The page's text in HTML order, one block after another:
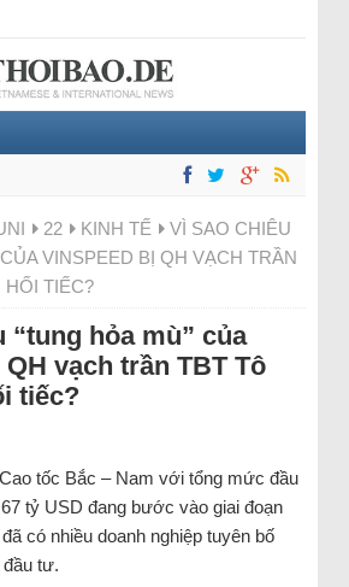
22 KINH TẾ
VÌ SAO CHIÊU
VINSPEED BỊ QH VẠCH TRẦN
TIẾC?
“tung hỏa mù” của
vạch trần TBT Tô
tiếc?
tốc Bắc – Nam với tổng mức đầu
tỷ USD đang bước vào giai đoạn
có nhiều doanh nghiệp tuyên bố
tư.